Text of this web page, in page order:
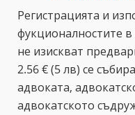
Регистрацията и
фукционалностите
не изискват
2.56 € (5 лв) се
адвоката,
адвокатското